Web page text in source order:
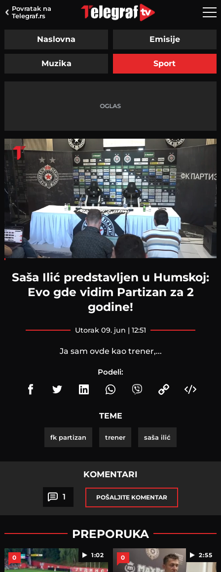
Povratak na
Telegraf.rs
Naslovna Emisije
Muzika Sport
Saša Ilić predstavljen u Humskoj:
Evo gde vidim Partizan za 2
godine!
utorak 09. jun | 12:51
Ja sam ovde kao trener,...
Podeli:
TEME
fk partizan trener saša ilić
KOMENTARI
1 POŠALJITE KOMENTAR
PREPORUKA
1:02
0 2:55
0